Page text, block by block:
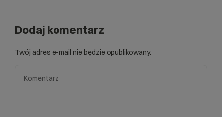
Dodaj komentarz
Twój adres e-mail nie będzie opublikowany.